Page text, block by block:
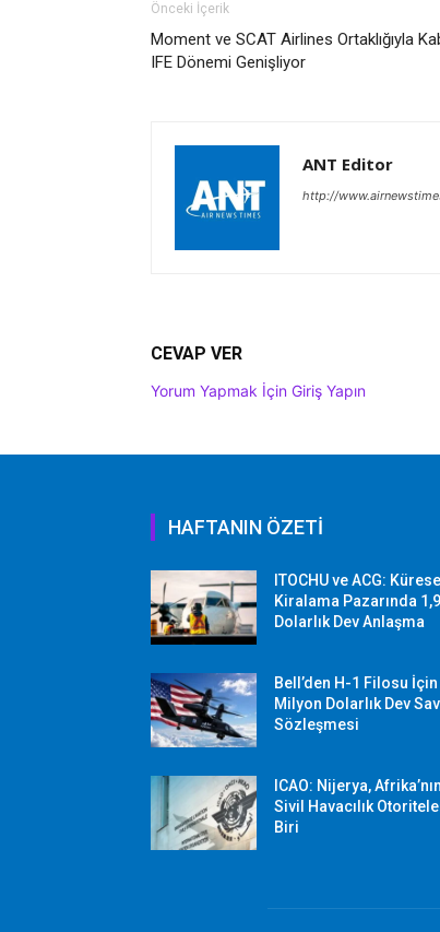
Önceki İçerik
Moment ve SCAT Airlines Ortaklığıyla
IFE Dönemi Genişliyor
ANT Editor
http://
CEVAP VER
Yorum Yapmak İçin Giriş Yapın
HAFTANIN ÖZETİ
ITOCHU ve ACG:
Kiralama Pazarında
Dolarlık Dev Anlaşma
Bell’den H-1 Filosu
Milyon Dolarlık Dev
Sözleşmesi
ICAO: Nijerya,
Sivil Havacılık
Biri